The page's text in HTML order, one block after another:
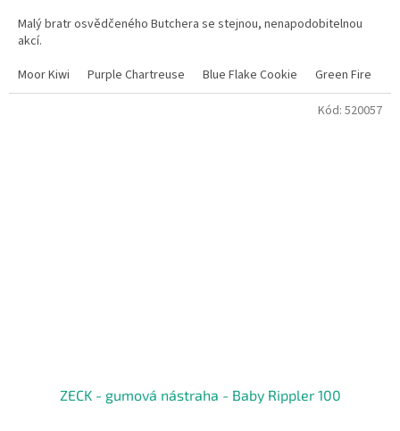
Malý bratr osvědčeného Butchera se stejnou, nenapodobitelnou
akcí.
Moor Kiwi
Purple Chartreuse Blue Flake Cookie Green Fire
ZECK - gumová nástraha - Baby Rippler 100
Kód: 520057